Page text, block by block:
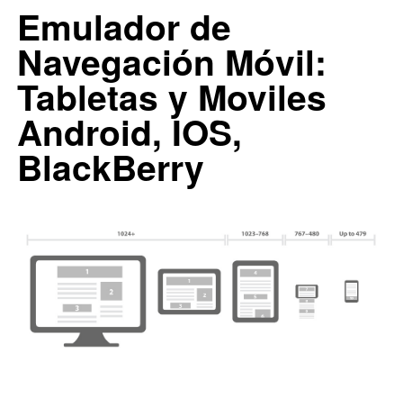
4
Emulador de
Navegación Móvil:
Tabletas y Moviles
Android, IOS,
BlackBerry